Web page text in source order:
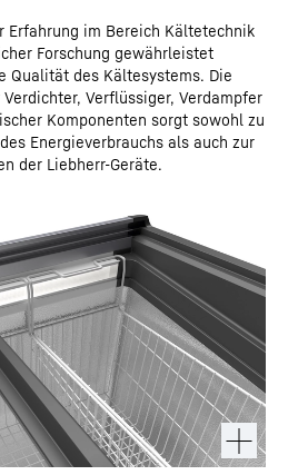
Erfahrung im Bereich Kältetechnik
Forschung gewährleistet
Qualität des Kältesystems. Die
Verflüssiger, Verdampfer
Komponenten sorgt sowohl zu
Energieverbrauchs als auch zur
der Liebherr-Geräte.